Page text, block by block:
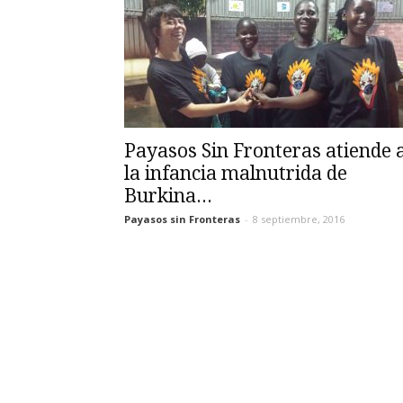
Payasos Sin Fronteras atiende
la infancia malnutrida de
Burkina...
Payasos sin Fronteras - 8 septiembre, 2016